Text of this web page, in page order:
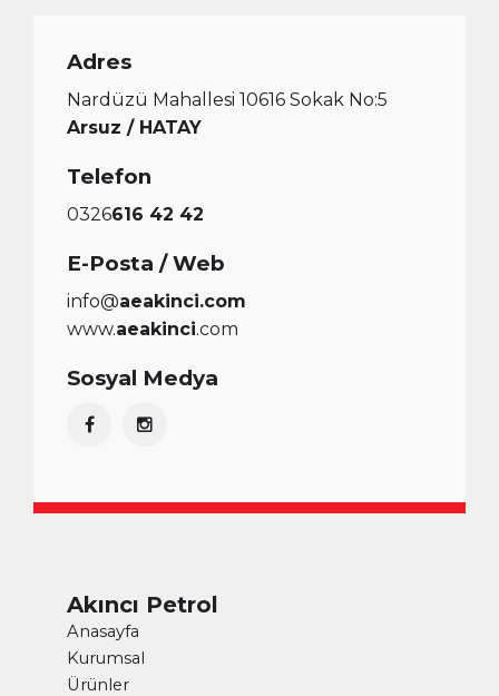
Adres
Nardüzü Mahallesi 10616 Sokak No:5
Arsuz / HATAY
Telefon
0326616 42 42
E-Posta / Web
info@aeakinci.com
www.aeakinci.com
Sosyal Medya
Akıncı Petrol
Anasayfa
Kurumsal
Ürünler